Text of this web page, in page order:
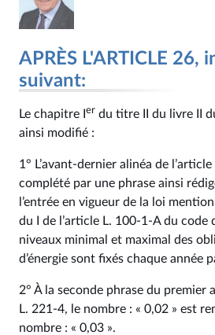
APRÈS L'ARTICLE 26,
suivant:
Le chapitre I er du titre II du livre II
ainsi modifié :
1° L’avant-dernier alinéa de
complété par une phrase ainsi
l’entrée en vigueur de la loi
du I de l’article L. 100‑1-A du code
niveaux minimal et maximal des
d’énergie sont fixés chaque année
2° À la seconde phrase du premier
L. 221‑4, le nombre : « 0,02 » est
nombre : « 0,03 ».